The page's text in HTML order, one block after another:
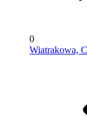
0
Wiatrakowa,